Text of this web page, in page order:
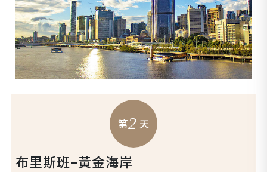
第2 天
布里斯班–黃金海岸